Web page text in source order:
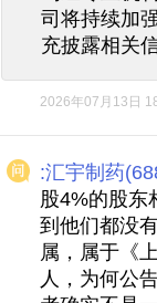
司将持续加
充披露相关
2026年07月13日
:汇宇制药
股4%的股东
到他们都没
属，属于《
人，为何公